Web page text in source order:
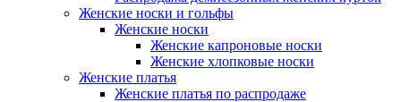
Женские носки и гольфы
Женские носки
Женские капроновые носки
Женские хлопковые носки
Женские платья
Женские платья по распродаже